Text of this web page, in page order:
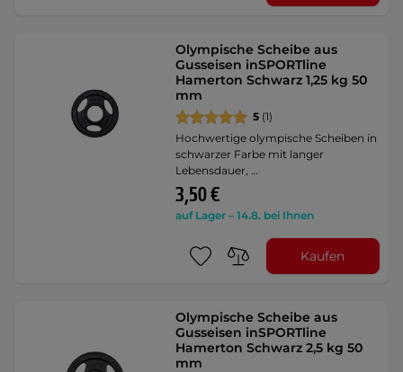
Olympische Scheibe aus
Gusseisen inSPORTline
Hamerton Schwarz 1,25 kg 50
mm
5 (1)
Hochwertige olympische Scheiben in
schwarzer Farbe mit langer
Lebensdauer, …
3,50 €
auf Lager – 14.8. bei Ihnen
Kaufen
Olympische Scheibe aus
Gusseisen inSPORTline
Hamerton Schwarz 2,5 kg 50
mm